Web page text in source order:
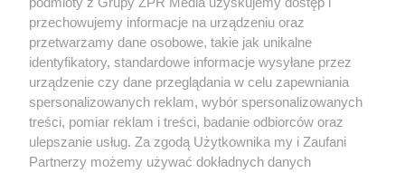
u
ł
r
z
d
u
Â
NAJNOWSZE
Stocznię Cesarską w Gdański czeka nowy rozdział
przechowujemy informacje na urządzeniu oraz
przetwarzamy dane osobowe, takie jak unikalne
identyfikatory, standardowe informacje wysyłane przez
urządzenie czy dane przeglądania w celu zapewniania
spersonalizowanych reklam, wybór spersonalizowanych
treści, pomiar reklam i treści, badanie odbiorców oraz
ulepszanie usług. Za zgodą Użytkownika my i Zaufani
Partnerzy możemy używać dokładnych danych